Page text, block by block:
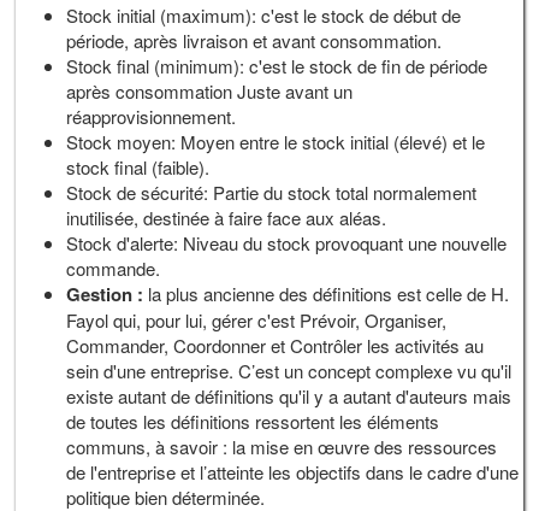
Stock initial (maximum): c'est le stock de début de
période, après livraison et avant consommation.
Stock final (minimum): c'est le stock de fin de période
après consommation Juste avant un
réapprovisionnement.
Stock moyen: Moyen entre le stock initial (élevé) et le
stock final (faible).
Stock de sécurité: Partie du stock total normalement
inutilisée, destinée à faire face aux aléas.
Stock d'alerte: Niveau du stock provoquant une nouvelle
commande.
Gestion : la plus ancienne des définitions est celle de H.
Fayol qui, pour lui, gérer c'est Prévoir, Organiser,
Commander, Coordonner et Contrôler les activités au
sein d'une entreprise. C’est un concept complexe vu qu'il
existe autant de définitions qu'il y a autant d'auteurs mais
de toutes les définitions ressortent les éléments
communs, à savoir : la mise en œuvre des ressources
de l'entreprise et l’atteinte les objectifs dans le cadre d'une
politique bien déterminée.